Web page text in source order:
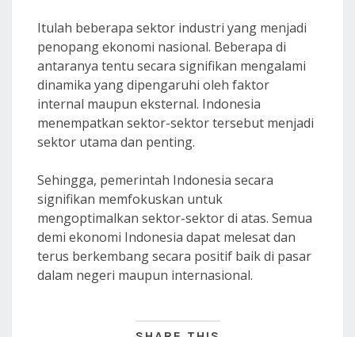
Itulah beberapa sektor industri yang menjadi
penopang ekonomi nasional. Beberapa di
antaranya tentu secara signifikan mengalami
dinamika yang dipengaruhi oleh faktor
internal maupun eksternal. Indonesia
menempatkan sektor-sektor tersebut menjadi
sektor utama dan penting.
Sehingga, pemerintah Indonesia secara
signifikan memfokuskan untuk
mengoptimalkan sektor-sektor di atas. Semua
demi ekonomi Indonesia dapat melesat dan
terus berkembang secara positif baik di pasar
dalam negeri maupun internasional.